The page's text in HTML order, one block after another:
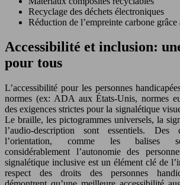
Recyclage des déchets électroniques
Réduction de l’empreinte carbone
Accessibilité et inclusion:
pour tous
L’accessibilité pour les personnes
normes (ex: ADA aux États-Unis, normes
des exigences strictes pour la signalétique
Le braille, les pictogrammes universels, la
l’audio-description sont essentiels. Des
l’orientation, comme les balises
considérablement l’autonomie des
signalétique inclusive est un élément clé de
respect des droits des personnes